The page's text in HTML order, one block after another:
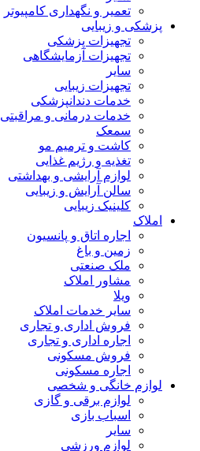
تعمیر و نگهداری کامپیوتر
پزشکی و زیبایی
تجهیزات پزشکی
تجهیزات آزمایشگاهی
سایر
تجهیزات زیبایی
خدمات دندانپزشکی
خدمات درمانی و مراقبتی
سمعک
کاشت و ترمیم مو
تغذیه و رژیم غذایی
لوازم آرایشی و بهداشتی
سالن آرایش و زیبایی
کلینیک زیبایی
املاک
اجاره اتاق و پانسیون
زمین و باغ
ملک صنعتی
مشاور املاک
ویلا
سایر خدمات املاک
فروش اداری و تجاری
اجاره اداری و تجاری
فروش مسکونی
اجاره مسکونی
لوازم خانگی و شخصی
لوازم برقی و گازی
اسباب بازی
سایر
لوازم ورزشی